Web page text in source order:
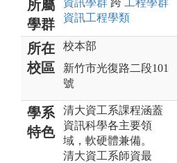
所屬
學群
資訊工程學類
所在
校區
校本部
新竹市光復路二段101
號
學系
特色
清大資工系課程涵蓋
資訊科學各主要領
域，軟硬體兼備。
清大資工系師資最